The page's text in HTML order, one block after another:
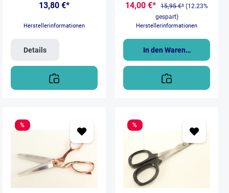
Schnitte.rostfreieisgehärtetRec
Fäden natürliche Fasern und
Gewebe, Folie, Papier, Pappe,
13,80 €*
Herstellerinformationen
Details
Hinweis: Vor dem ersten
Gebrauch das Öl von den
Klingen wischen.
14,00 €* 15,95 €* (12.23%
gespart)
Herstellerinformationen
In den Warenkorb
% %